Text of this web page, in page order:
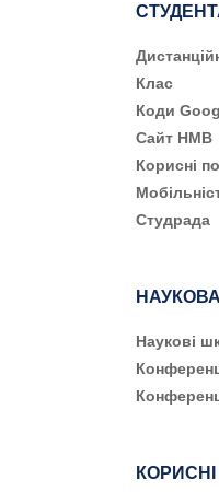
Клас
Коди
Сайт НМВ
Корисні
Студрада
Наукові